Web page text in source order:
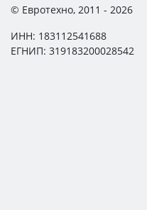
© Евротехно, 2011 - 2026
ИНН: 183112541688
ЕГНИП: 319183200028542